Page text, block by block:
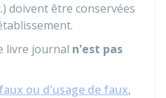
doivent être conservées
livre journal n'est pas
faux ou d'usage de faux,